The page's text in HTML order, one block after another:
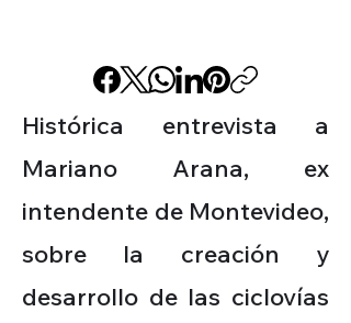
Histórica entrevista a
Mariano Arana, ex
intendente de Montevideo,
sobre la creación y
desarrollo de las ciclovías